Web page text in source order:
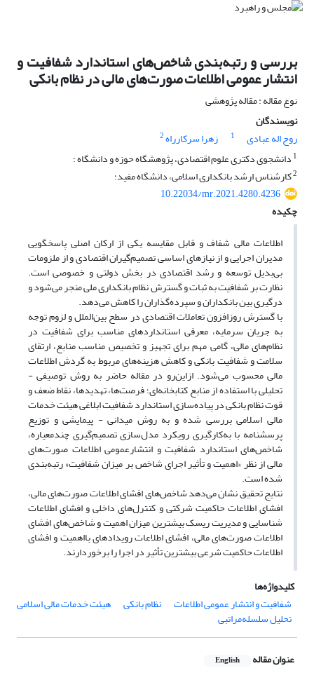
بررسی و رتبه‌بندی شاخص‌های استاندارد شفافیت و
انتشار عمومی اطلاعات صورت‌های مالی در نظام بانکی
نوع مقاله : مقاله پژوهشی
نویسندگان
روح اله عبادی
1 زهرا سرکارراه2
1 دانشجوی دکتری علوم اقتصادی، پژوهشگاه حوزه و دانشگاه ؛
2کارشناس ارشد بانکداری اسلامی، دانشگاه مفید؛
10.22034/mr.2021.4280.4236
چکیده
اطلاعات مالی شفاف و قابل مقایسه یکی از ارکان اصلی پاسخگویی
مدیران اجرایی و از نیازهای اساسی تصمیم‌گیران اقتصادی و از ملزومات
بی‌بدیل توسعه و رشد اقتصادی در بخش دولتی و خصوصی است.
نظارت بر شفافیت به ثبات و گسترش نظام بانکداری ملی منجر می‌شود و
درگیری بین بانکداران و سپرده‌گذاران را کاهش می‌دهد.
با گسترش روزافزون تعاملات اقتصادی در سطح بین‌الملل و لزوم توجه
به جریان سرمایه، معرفی استانداردهای مناسب برای شفافیت در
نظام‌های مالی، گامی مهم برای تجهیز و تخصیص مناسب منابع، ارتقای
سلامت و شفافیت بانکی و کاهش هزینه‌های مربوط به گردش اطلاعات
مالی محسوب می‌‌شود. ازاین‌رو در مقاله حاضر به روش توصیفی -
تحلیلی با استفاده از منابع کتابخانه‌ای؛ فرصت‌ها، تهدیدها، نقاط ضعف و
قوت نظام بانکی در پیاده‌سازی استاندارد شفافیت ابلاغی هیئت خدمات
مالی اسلامی بررسی شده و به روش میدانی - پیمایشی و توزیع
پرسشنامه با به‌کارگیری رویکرد مدل‌سازی تصمیم‌گیری چندمعیاره،
شاخص‌های استاندارد شفافیت و انتشارعمومی اطلاعات صورت‌های
مالی از نظر «اهمیت و تأثیر اجرای شاخص بر میزان شفافیت» رتبه‌بندی
شده است.
نتایج تحقیق نشان می‌دهد شاخص‌های افشای اطلاعات صورت‌های مالی،
افشای اطلاعات حاکمیت شرکتی و کنترل‌های داخلی و افشای اطلاعات
شناسایی و مدیریت ریسک بیشترین میزان اهمیت و شاخص‌های افشای
اطلاعات صورت‌های مالی، افشای اطلاعات رویدادهای بااهمیت و افشای
اطلاعات حاکمیت شرعی بیشترین تأثیر در اجرا را برخوردارند.
کلیدواژه‌ها
شفافیت و انتشار عمومی اطلاعات
نظام بانکی هیئت خدمات مالی اسلامی
تحلیل سلسله‌مراتبی
عنوان مقاله English